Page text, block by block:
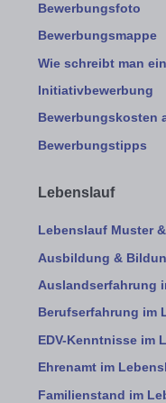
Bewerbungsfoto
Bewerbungsmappe
Wie schreibt man
Initiativbewerbung
Bewerbungskosten
Bewerbungstipps
Lebenslauf
Lebenslauf Muster
Ausbildung &
Auslandserfahrung
Berufserfahrung im
EDV-Kenntnisse im
Ehrenamt im
Familienstand im